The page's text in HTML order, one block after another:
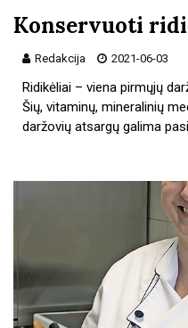
Konservuoti
Redakcija 2021-06-03
Ridikėliai – viena pirmųjų
Šių, vitaminų, mineralinių
daržovių atsargų galima